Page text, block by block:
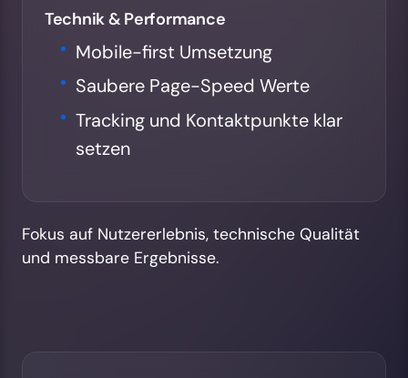
Technik & Performance
Mobile-first Umsetzung
Saubere Page-Speed Werte
Tracking und Kontaktpunkte klar
setzen
Fokus auf Nutzererlebnis, technische Qualität
und messbare Ergebnisse.